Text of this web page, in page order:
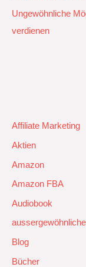
Ungewöhnliche
verdienen
Affiliate Marketing
Aktien
Amazon
Amazon FBA
Audiobook
Blog
Bücher